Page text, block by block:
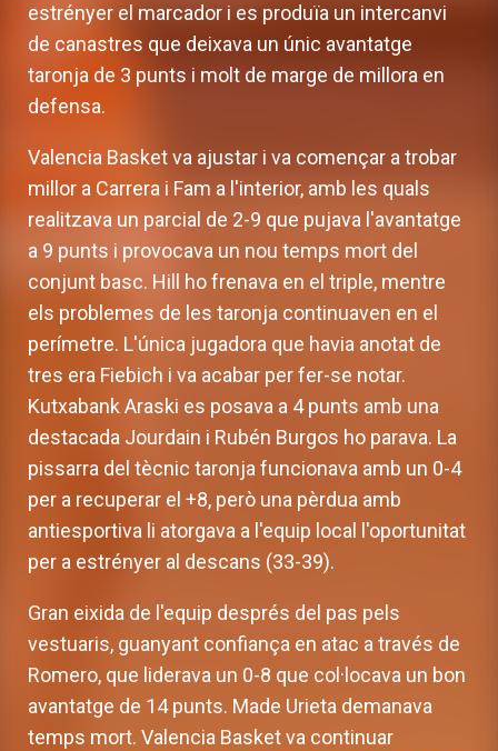
estrényer el marcador i es produïa un intercanvi
de canastres que deixava un únic avantatge
taronja de 3 punts i molt de marge de millora en
defensa.
Valencia Basket va ajustar i va començar a trobar
millor a Carrera i Fam a l'interior, amb les quals
realitzava un parcial de 2-9 que pujava l'avantatge
a 9 punts i provocava un nou temps mort del
conjunt basc. Hill ho frenava en el triple, mentre
els problemes de les taronja continuaven en el
perímetre. L'única jugadora que havia anotat de
tres era Fiebich i va acabar per fer-se notar.
Kutxabank Araski es posava a 4 punts amb una
destacada Jourdain i Rubén Burgos ho parava. La
pissarra del tècnic taronja funcionava amb un 0-4
per a recuperar el +8, però una pèrdua amb
antiesportiva li atorgava a l'equip local l'oportunitat
per a estrényer al descans (33-39).
Gran eixida de l'equip després del pas pels
vestuaris, guanyant confiança en atac a través de
Romero, que liderava un 0-8 que col·locava un bon
avantatge de 14 punts. Made Urieta demanava
temps mort. Valencia Basket va continuar